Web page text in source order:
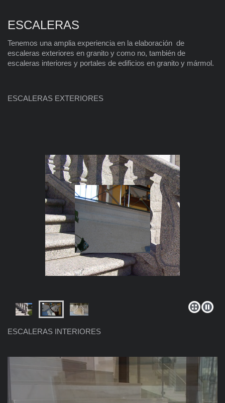
ESCALERAS
Tenemos una amplia experiencia en la elaboración de
escaleras exteriores en granito y como no, también de
escaleras interiores y portales de edificios en granito y mármol.
ESCALERAS EXTERIORES
ESCALERAS INTERIORES